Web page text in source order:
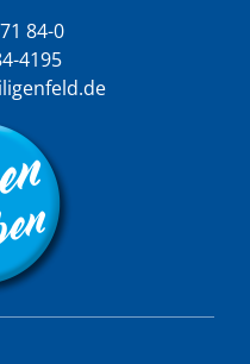
84-0
4195